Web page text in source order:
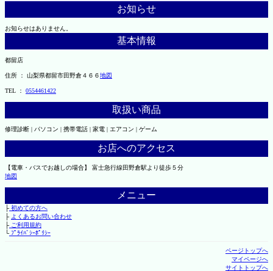
お知らせ
お知らせはありません。
基本情報
都留店
住所 ： 山梨県都留市田野倉４６６地図
TEL ： 0554461422
取扱い商品
修理診断 | パソコン | 携帯電話 | 家電 | エアコン | ゲーム
お店へのアクセス
【電車・バスでお越しの場合】 富士急行線田野倉駅より徒歩５分
地図
メニュー
├初めての方へ
├ よくあるお問い合わせ
├ご利用規約
└ﾌﾟﾗｲﾊﾞｼｰﾎﾟﾘｼｰ
ページトップへ
マイページへ
サイトトップへ